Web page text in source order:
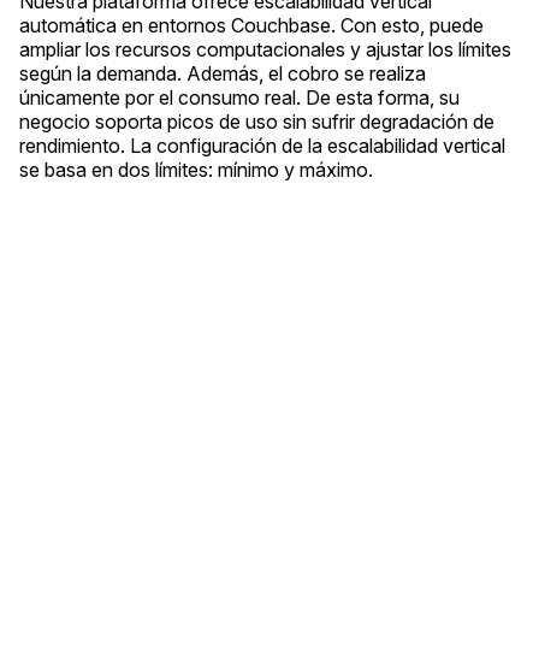
automática en entornos Couchbase. Con esto, puede
ampliar los recursos computacionales y ajustar los límites
según la demanda. Además, el cobro se realiza
únicamente por el consumo real. De esta forma, su
negocio soporta picos de uso sin sufrir degradación de
rendimiento. La configuración de la escalabilidad vertical
se basa en dos límites: mínimo y máximo.